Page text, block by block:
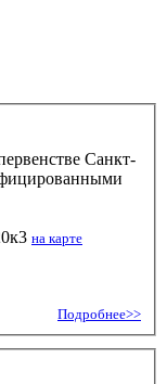
Санкт-
на карте
Подробнее>>